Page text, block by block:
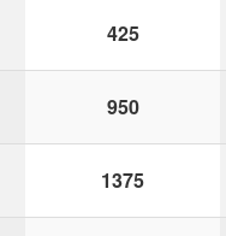
425
950
1375